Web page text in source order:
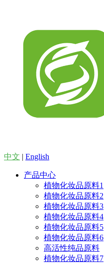
中文 | English
产品中心
植物化妆品原料1
植物化妆品原料2
植物化妆品原料3
植物化妆品原料4
植物化妆品原料5
植物化妆品原料6
高活性纯品原料
植物化妆品原料7